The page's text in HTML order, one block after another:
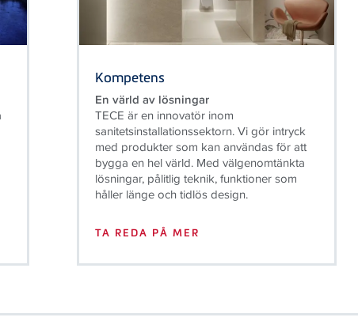
Kompetens
TECE är en innovatör inom
sanitetsinstallationssektorn. Vi gör intryck
med produkter som kan användas för att
bygga en hel värld. Med välgenomtänkta
lösningar, pålitlig teknik, funktioner som
håller länge och tidlös design.
TA REDA PÅ MER